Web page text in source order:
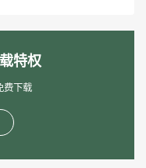
特权
费下载